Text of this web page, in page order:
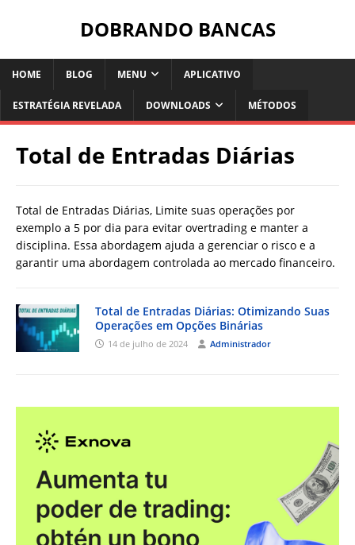
DOBRANDO BANCAS
HOME BLOG MENU APLICATIVO
ESTRATÉGIA REVELADA DOWNLOADS MÉTODOS
Total de Entradas Diárias
Total de Entradas Diárias, Limite suas operações por
exemplo a 5 por dia para evitar overtrading e manter a
disciplina. Essa abordagem ajuda a gerenciar o risco e a
garantir uma abordagem controlada ao mercado financeiro.
Total de Entradas Diárias: Otimizando Suas
Operações em Opções Binárias
14 de julho de 2024 Administrador